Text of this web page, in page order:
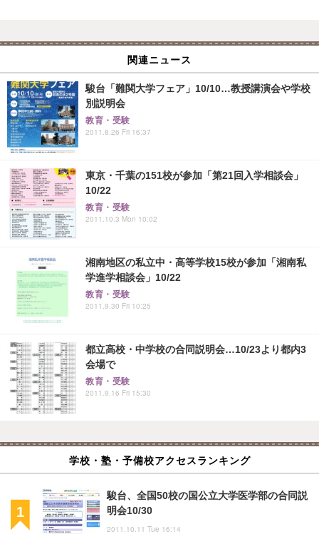
関連ニュース
駿台「難関大学フェア」10/10…教授講演会や学校
別説明会
教育・受験
2011.8.26 Fri 16:37
東京・千葉の151校が参加「第21回入学相談会」
10/22
教育・受験
2011.10.3 Mon 10:02
湘南地区の私立中・高等学校15校が参加「湘南私
学進学相談会」10/22
教育・受験
2011.9.30 Fri 10:25
都立高校・中学校の合同説明会…10/23より都内3
会場で
教育・受験
2011.9.16 Fri 15:30
学校・塾・予備校アクセスランキング
駿台、全国50校の国公立大学医学部の合同説
明会10/30
2011.10.11 Tue 16:14